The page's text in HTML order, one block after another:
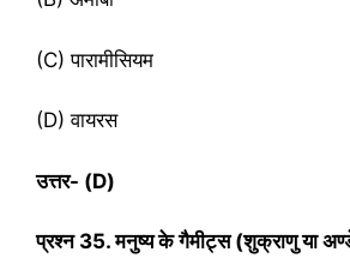
(C) पारामीसियम
(D) वायरस
उत्तर- (D)
प्रश्‍न 35. मनुष्य के गैमीट्स (शुक्राणु या